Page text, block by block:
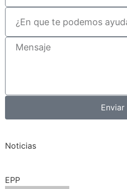
Enviar
Noticias
EPP